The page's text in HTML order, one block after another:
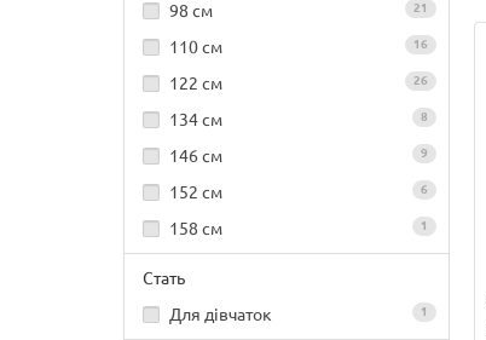
98 см 21
110 см 16
122 см 26
134 см 8
146 см 9
152 см 6
158 см 1
Стать
Для дівчаток
1